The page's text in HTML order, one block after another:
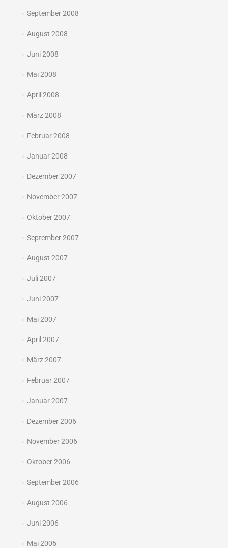
September 2008
August 2008
Juni 2008
Mai 2008
April 2008
März 2008
Februar 2008
Januar 2008
Dezember 2007
November 2007
Oktober 2007
September 2007
August 2007
Juli 2007
Juni 2007
Mai 2007
April 2007
März 2007
Februar 2007
Januar 2007
Dezember 2006
November 2006
Oktober 2006
September 2006
August 2006
Juni 2006
Mai 2006